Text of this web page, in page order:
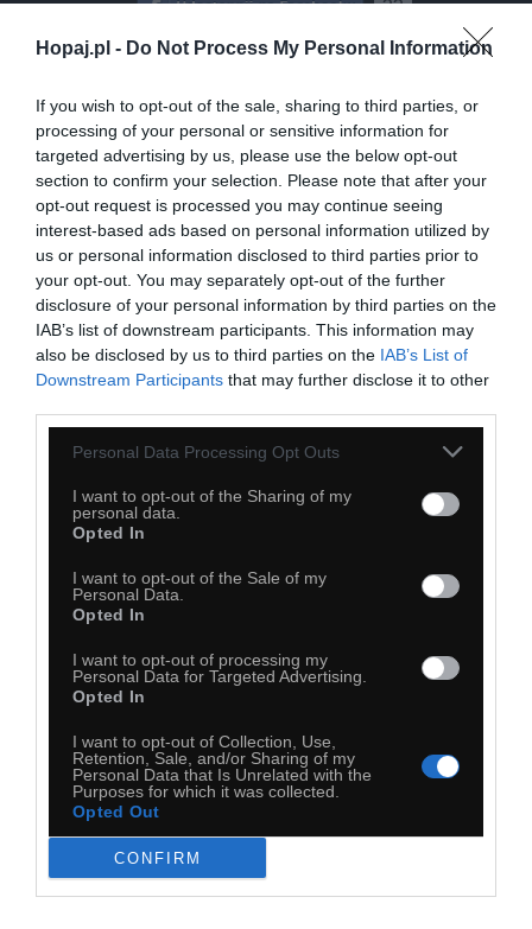
Hopaj.pl - Do Not Process My Personal Information
If you wish to opt-out of the sale, sharing to third parties, or
processing of your personal or sensitive information for
targeted advertising by us, please use the below opt-out
section to confirm your selection. Please note that after your
opt-out request is processed you may continue seeing
interest-based ads based on personal information utilized by
us or personal information disclosed to third parties prior to
your opt-out. You may separately opt-out of the further
disclosure of your personal information by third parties on the
IAB’s list of downstream participants. This information may
also be disclosed by us to third parties on the IAB’s List of
Downstream Participants that may further disclose it to other
Personal Data Processing Opt Outs
I want to opt-out of the Sharing of my
personal data.
Opted In
I want to opt-out of the Sale of my
Personal Data.
Opted In
I want to opt-out of processing my
Personal Data for Targeted Advertising.
Opted In
I want to opt-out of Collection, Use,
Retention, Sale, and/or Sharing of my
Personal Data that Is Unrelated with the
Purposes for which it was collected.
Opted Out
CONFIRM
22
Kopiuj link
Znane mordy